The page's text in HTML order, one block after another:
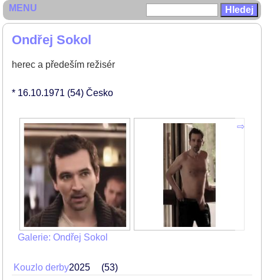
Ondřej Sokol
herec a předeším režisér
* 16.10.1971 (54) Česko
Galerie: Ondřej Sokol
Kouzlo derby2025 53
MENU